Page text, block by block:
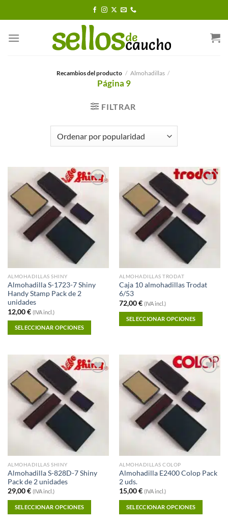
al
Recambios del producto / Almohadillas /
Página 9
FILTRAR
ALMOHADILLAS SHINY
Almohadilla S-1723-7 Shiny
Handy Stamp Pack de 2
unidades
12,00€ (IVA incl.)
SELECCIONAR OPCIONES
ALMOHADILLAS TRODAT
Caja 10 almohadillas Trodat
6/53
72,00€ (IVA incl.)
SELECCIONAR OPCIONES
ALMOHADILLAS SHINY
Almohadilla S-828D-7 Shiny
Pack de 2 unidades
29,00€ (IVA incl.)
SELECCIONAR OPCIONES
ALMOHADILLAS COLOP
Almohadilla E2400 Colop Pack
2 uds.
15,00€ (IVA incl.)
SELECCIONAR OPCIONES